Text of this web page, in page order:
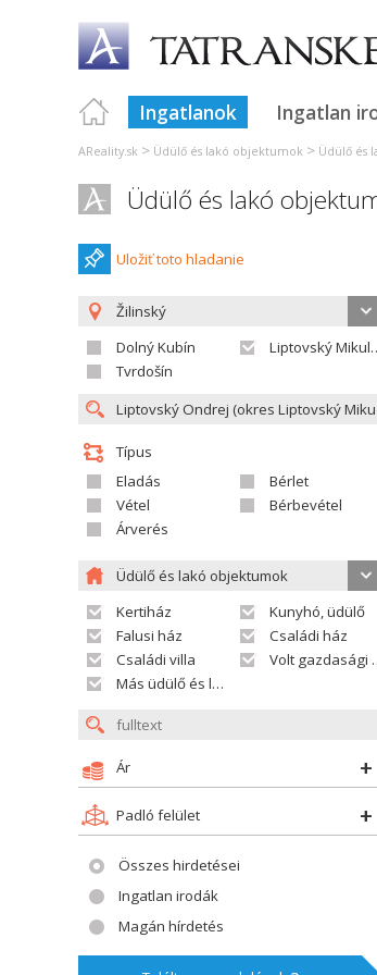
Ingatlanok Ingatlan
AReality.sk > Üdülő és lakó objektumok > Üdülő és
Üdülő és lakó
Uložiť toto hladanie
Žilinský
Dolný Kubín
Liptovský Mikuláš
Tvrdošín
Típus
Eladás
Bérlet
Vétel
Bérbevétel
Árverés
Üdülő és lakó objektumok
Kertiház
Kunyhó, üdülő
Falusi ház
Családi ház
Családi villa
Volt gazdasági település
Más üdülő és lakó objektumok
Ár
Padló felület
Összes hirdetései
Ingatlan irodák
Magán hírdetés